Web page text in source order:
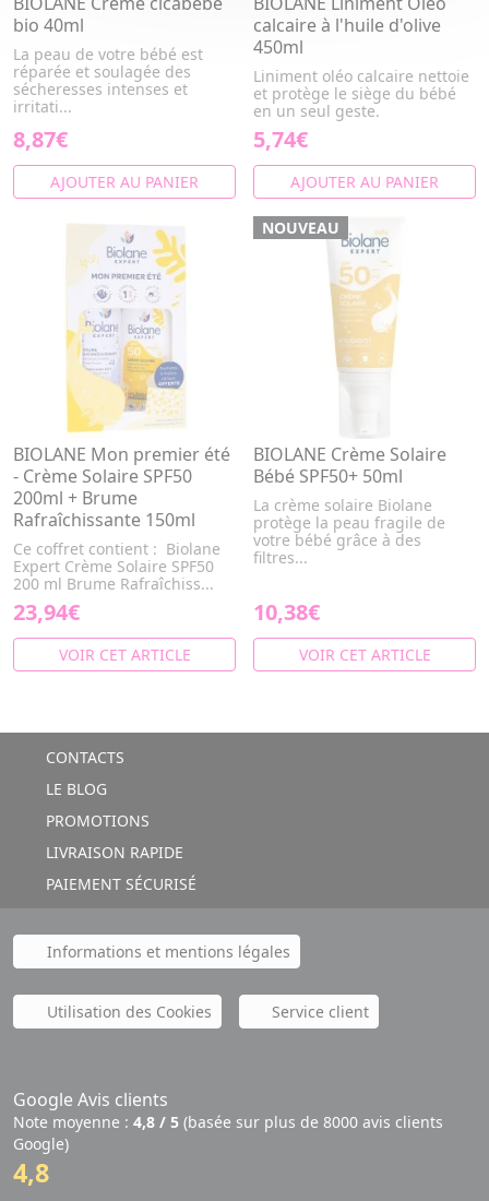
bio 40ml
La peau de votre bébé est
réparée et soulagée des
sécheresses intenses et
irritati...
8,87€
AJOUTER AU PANIER
calcaire à l'huile d'olive
450ml
Liniment oléo calcaire nettoie
et protège le siège du bébé
en un seul geste.
5,74€
AJOUTER AU PANIER
BIOLANE Mon premier été
- Crème Solaire SPF50
200ml + Brume
Rafraîchissante 150ml
Ce coffret contient : Biolane
Expert Crème Solaire SPF50
200 ml Brume Rafraîchiss...
23,94€
VOIR CET ARTICLE
NOUVEAU
BIOLANE Crème Solaire
Bébé SPF50+ 50ml
La crème solaire Biolane
protège la peau fragile de
votre bébé grâce à des
filtres...
10,38€
VOIR CET ARTICLE
CONTACTS
LE BLOG
PROMOTIONS
LIVRAISON RAPIDE
PAIEMENT SÉCURISÉ
Informations et mentions légales
Utilisation des Cookies Service client
Google Avis clients
Note moyenne : 4,8 / 5 (basée sur plus de 8000 avis clients
Google)
4,8